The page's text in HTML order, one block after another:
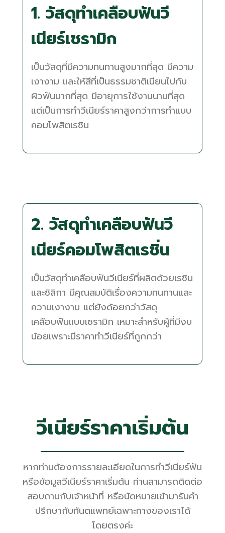
1. วัสดุทำเคลือบฟันวี
เนียร์เซรามิก
เป็นวัสดุที่มีความทนทานสูงมากที่สุด มีความ
เงางาม และให้สีที่เป็นธรรมชาติเนียนไปกับ
ผิวฟันมากที่สุด มีอายุการใช้งานนานที่สุด
แต่เป็นการทำวีเนียร์ราคาสูงกว่าการทำแบบ
คอมโพสิตเรซิน
2. วัสดุทำเคลือบฟันวี
เนียร์คอมโพสิตเรซิ่น
เป็นวัสดุทำเคลือบฟันวีเนียร์ที่ผลิตด้วยเรซิน
และซิลิกา มีคุณสมบัติเรื่องความทนทานและ
ความเงางาม แต่ยังด้อยกว่าวัสดุ
เคลือบฟันแบบเซรามิก เหมาะสำหรับผู้ที่มีงบ
น้อยเพราะมีราคาทำวีเนียร์ที่ถูกกว่า
วีเนียร์ราคาเริ่มต้น
หากท่านต้องการรายละเอียดในการทำวีเนียร์ฟัน
หรือข้อมูลวีเนียร์ราคาเริ่มต้น ท่านสามารถติดต่อ
สอบถามกับเจ้าหน้าที่ หรือนัดหมายเข้ามารับคำ
ปรึกษากับทันตแพทย์เฉพาะทางของเราได้
โดยตรงค่ะ